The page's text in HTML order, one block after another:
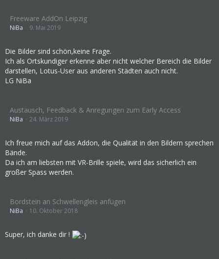
Freeware AddOn Leipzig
NiBa 9. Mai 2019
Die Bilder sind schön,keine Frage.
Ich als Ortskundiger erkenne aber nicht welcher Bereich die Bilder
darstellen, Lotus-User aus anderen Städten auch nicht.
LG NiBa
Austausch, Feedback & Anregungen zum Early Access
NiBa 24. März 2019
Ich freue mich auf das Addon, die Qualität in den Bildern sprechen
Bände.
Da ich am liebsten mit VR-Brille spiele, wird das sicherlich ein
großer Spass werden.
Bordstein an Schwellengleis anfügen
NiBa 10. Oktober 2018
Super, ich danke dir !